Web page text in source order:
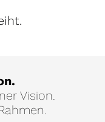
Vision.